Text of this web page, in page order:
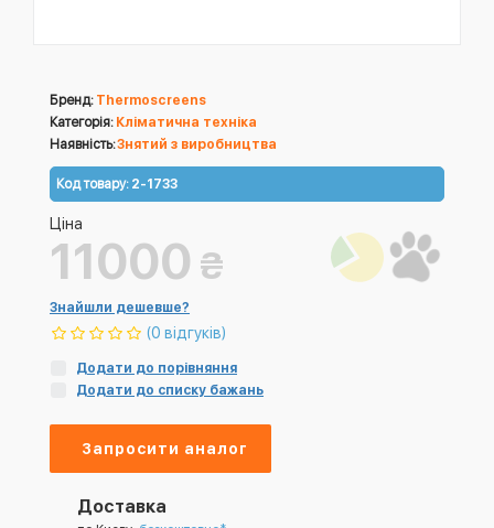
Бренд: Thermoscreens
Категорія: Кліматична техніка
Наявність:Знятий з виробництва
Код товару: 2-1733
Ціна
11000 ₴
Знайшли дешевше?
(0 відгуків)
Додати до порівняння
Додати до списку бажань
Запросити аналог
Доставка